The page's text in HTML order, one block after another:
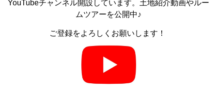
YouTubeチャンネル開設しています。土地紹介動画やルー
ムツアーを公開中♪
ご登録をよろしくお願いします！